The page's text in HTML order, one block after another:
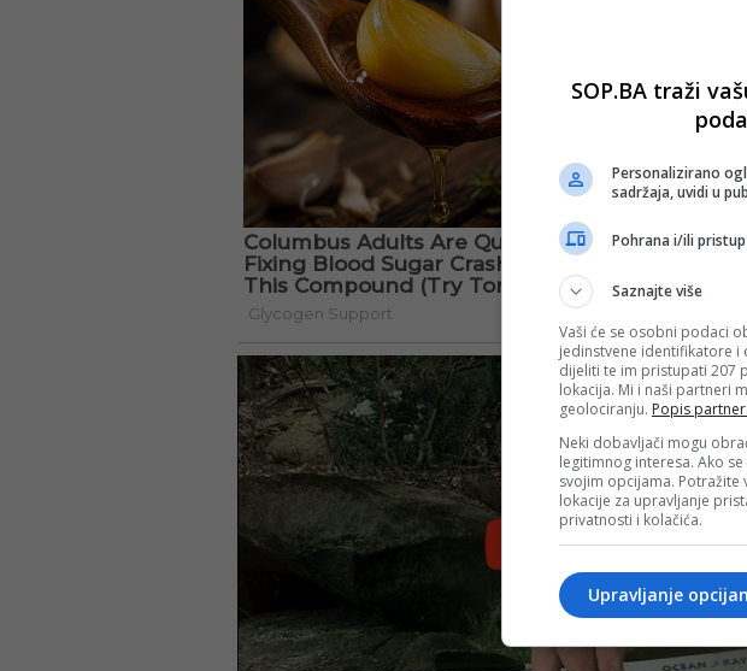
SOP.BA traži
Personalizirano
sadržaja, uvidi u
Pohrana i/ili
Saznajte više
Vaši će se osobni podaci
jedinstvene identifikatore i
dijeliti te im pristupati 207
lokacija. Mi i naši partneri
geolociranju. Popis
Neki dobavljači mogu
legitimnog interesa. Ako
svojim opcijama. Potražite
lokacije za upravljanje
privatnosti i kolačića.
Upravljanje